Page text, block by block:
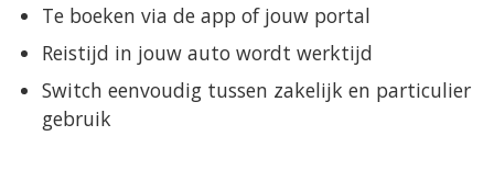
Te boeken via de app of jouw portal
Reistijd in jouw auto wordt werktijd
Switch eenvoudig tussen zakelijk en particulier
gebruik